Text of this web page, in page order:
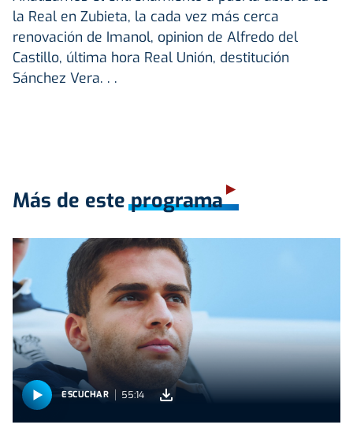
la Real en Zubieta, la cada vez más cerca
renovación de Imanol, opinion de Alfredo del
Castillo, última hora Real Unión, destitución
Sánchez Vera. . .
Más de este programa
ESCUCHAR 55:14